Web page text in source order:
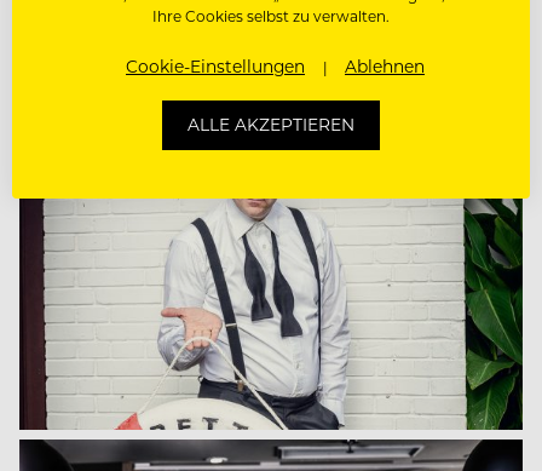
Ihre Cookies selbst zu verwalten.
Cookie-Einstellungen Ablehnen
ALLE AKZEPTIEREN